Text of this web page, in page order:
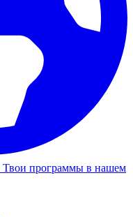
Твои программы в нашем